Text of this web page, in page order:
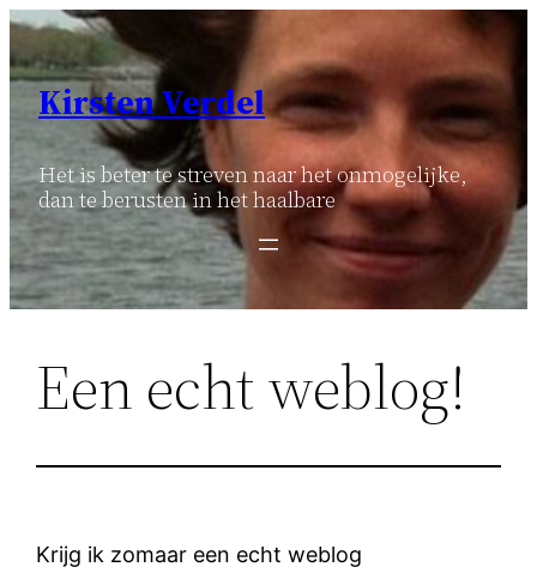
Ga
naar
inhoud
Kirsten Verdel
Het is beter te streven naar het onmogelijke,
dan te berusten in het haalbare
Een echt weblog!
Krijg ik zomaar een echt weblog